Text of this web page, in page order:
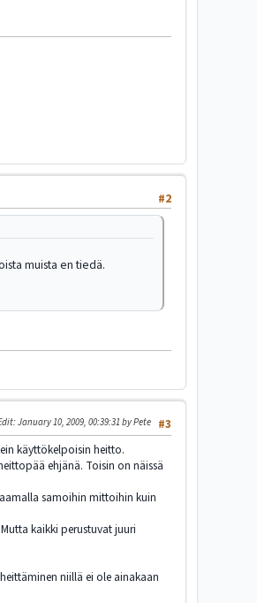
#2
muista en tiedä.
#3
: January 10, 2009, 00:39:31 by Pete
käyttökelpoisin heitto.
ehjänä. Toisin on näissä
samoihin mittoihin kuin
kaikki perustuvat juuri
niillä ei ole ainakaan